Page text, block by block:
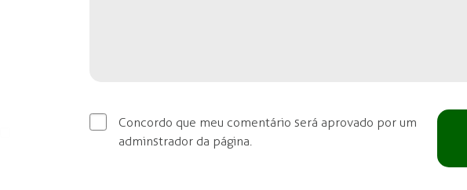
Concordo que meu comentário será aprovado por um
adminstrador da página.